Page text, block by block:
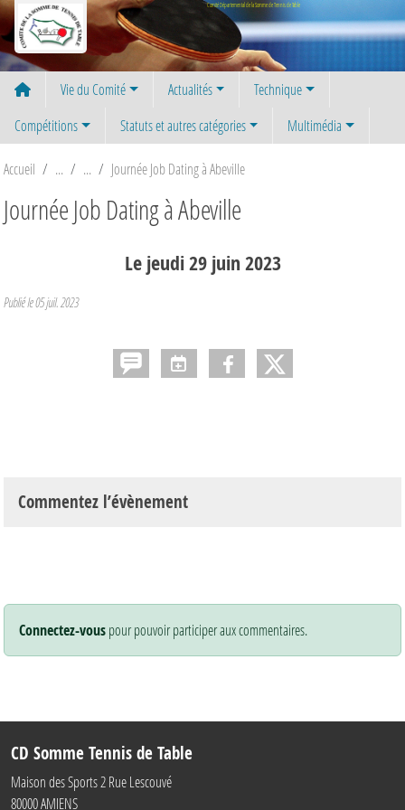
Comité Départemental de la Somme de Tennis de Table
Vie du Comité Actualités
Technique
Compétitions
Statuts et autres catégories Multimédia
Accueil Journée Job Dating à Abeville
Journée Job Dating à Abeville
Lejeudi29 juin2023
Publié le05 juil. 2023
Commentez l’évènement
Connectez-vouspour pouvoir participer aux commentaires.
CD Somme Tennis de Table
Maison des Sports 2 Rue Lescouvé
80000AMIENS
Panneau de gestion des cookies